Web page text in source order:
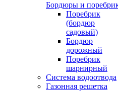
Бордюры и
Поребрик
(бордюр
садовый)
Бордюр
дорожный
Поребрик
шарнирный
Система водоотвода
Газонная решетка